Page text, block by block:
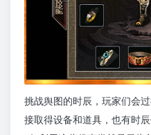
挑战舆图的时辰，玩家们会
接取得设备和道具，也有时